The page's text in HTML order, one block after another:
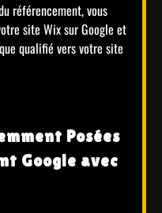
référencement, vous
site Wix sur Google et
qualifié vers votre site
Posées
Google avec